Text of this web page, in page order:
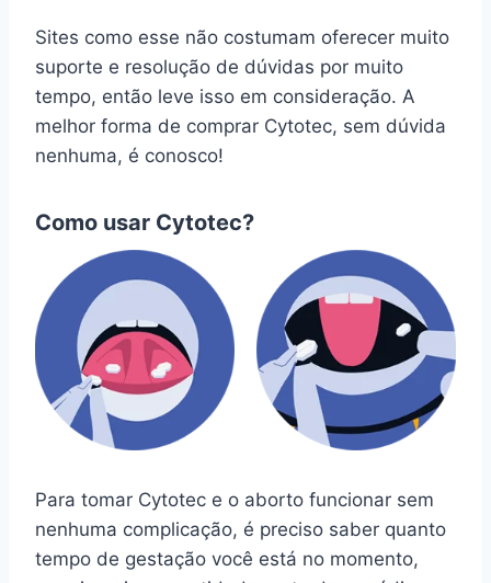
Sites como esse não costumam oferecer muito
suporte e resolução de dúvidas por muito
tempo, então leve isso em consideração. A
melhor forma de comprar Cytotec, sem dúvida
nenhuma, é conosco!
Como usar Cytotec?
Para tomar Cytotec e o aborto funcionar sem
nenhuma complicação, é preciso saber quanto
tempo de gestação você está no momento,